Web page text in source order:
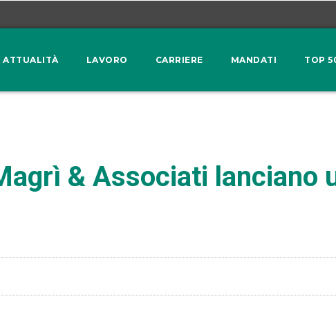
ATTUALITÀ LAVORO CARRIERE MANDATI TOP
& Associati lanciano